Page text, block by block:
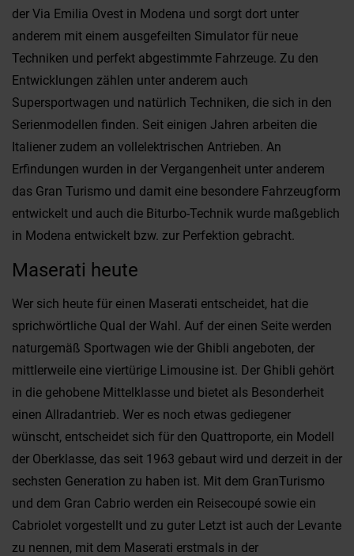
der Via Emilia Ovest in Modena und sorgt dort unter
anderem mit einem ausgefeilten Simulator für neue
Techniken und perfekt abgestimmte Fahrzeuge. Zu den
Entwicklungen zählen unter anderem auch
Supersportwagen und natürlich Techniken, die sich in den
Serienmodellen finden. Seit einigen Jahren arbeiten die
Italiener zudem an vollelektrischen Antrieben. An
Erfindungen wurden in der Vergangenheit unter anderem
das Gran Turismo und damit eine besondere Fahrzeugform
entwickelt und auch die Biturbo-Technik wurde maßgeblich
in Modena entwickelt bzw. zur Perfektion gebracht.
Maserati heute
Wer sich heute für einen Maserati entscheidet, hat die
sprichwörtliche Qual der Wahl. Auf der einen Seite werden
naturgemäß Sportwagen wie der Ghibli angeboten, der
mittlerweile eine viertürige Limousine ist. Der Ghibli gehört
in die gehobene Mittelklasse und bietet als Besonderheit
einen Allradantrieb. Wer es noch etwas gediegener
wünscht, entscheidet sich für den Quattroporte, ein Modell
der Oberklasse, das seit 1963 gebaut wird und derzeit in der
sechsten Generation zu haben ist. Mit dem GranTurismo
und dem Gran Cabrio werden ein Reisecoupé sowie ein
Cabriolet vorgestellt und zu guter Letzt ist auch der Levante
zu nennen, mit dem Maserati erstmals in der